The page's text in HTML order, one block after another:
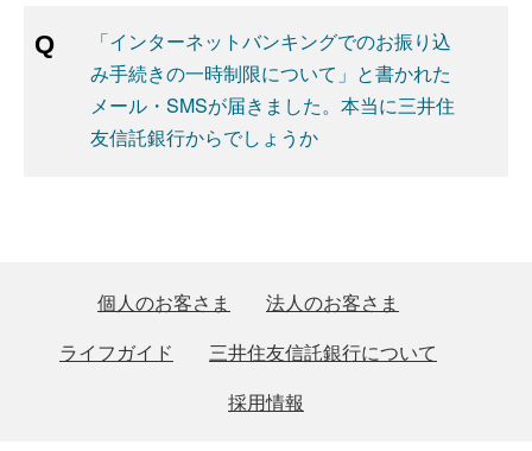
「インターネットバンキングでのお振り込
み手続きの一時制限について」と書かれた
メール・SMSが届きました。本当に三井住
友信託銀行からでしょうか
個人のお客さま
法人のお客さま
ライフガイド
三井住友信託銀行について
採用情報